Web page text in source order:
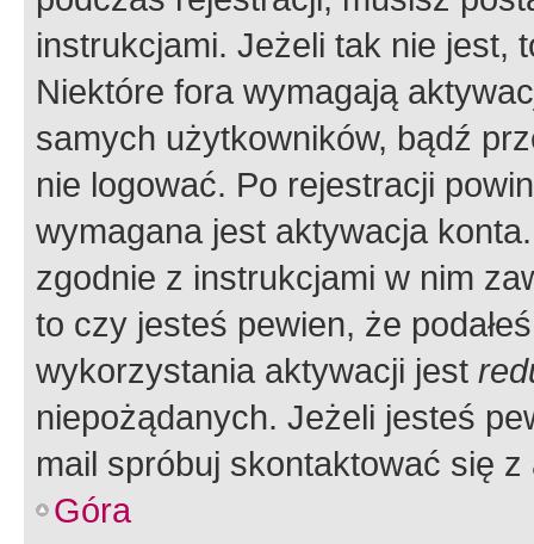
instrukcjami. Jeżeli tak nie jest,
Niektóre fora wymagają
samych użytkowników, bądź
nie logować. Po rejestracji
wymagana jest aktywacja
zgodnie z instrukcjami w nim
to czy jesteś pewien, że
wykorzystania aktywacji jest
niepożądanych. Jeżeli jesteś
mail spróbuj skontaktować się
Góra